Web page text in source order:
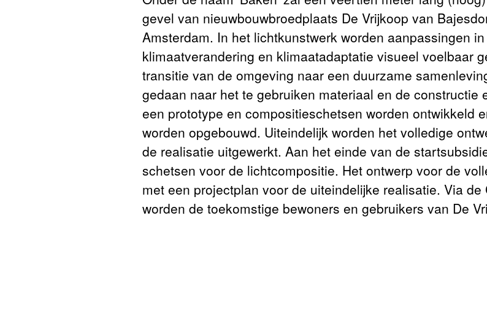
gevel van nieuwbouwbroedplaats De Vrijkoop van
Amsterdam. In het lichtkunstwerk worden aanpassingen
klimaatverandering en klimaatadaptatie visueel voelbaar
transitie van de omgeving naar een duurzame
gedaan naar het te gebruiken materiaal en de
een prototype en compositieschetsen worden ontwikkeld
worden opgebouwd. Uiteindelijk worden het volledige
de realisatie uitgewerkt. Aan het einde van de
schetsen voor de lichtcompositie. Het ontwerp voor de
met een projectplan voor de uiteindelijke realisatie. Via
worden de toekomstige bewoners en gebruikers van De